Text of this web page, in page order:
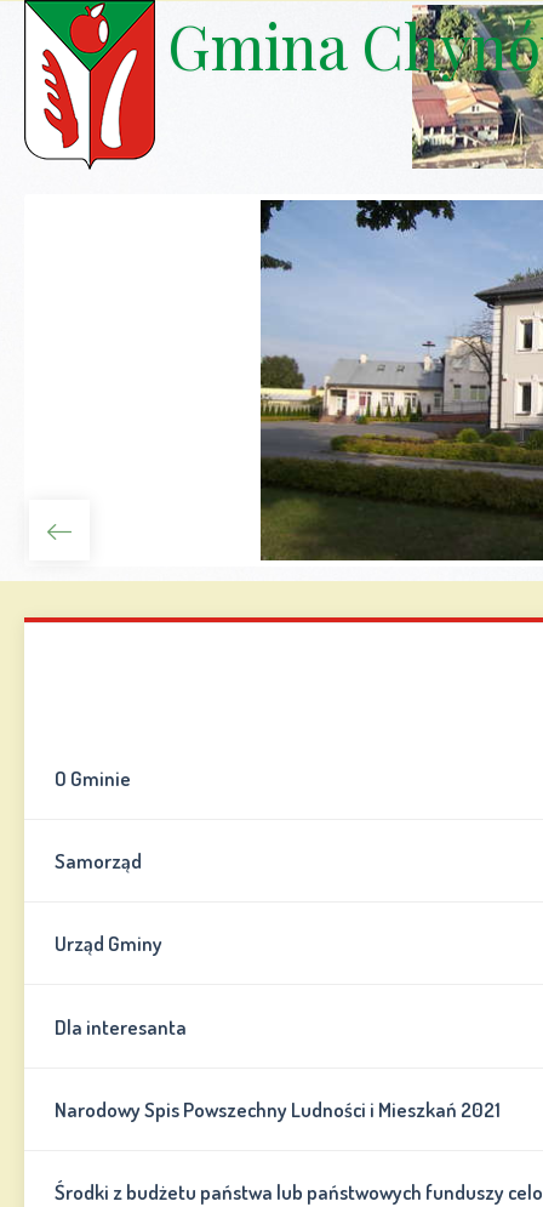
Gmina
O Gminie
Samorząd
Urząd Gminy
Dla interesanta
Narodowy Spis Powszechny Ludności i Mieszkań 2021
Środki z budżetu państwa lub państwowych funduszy